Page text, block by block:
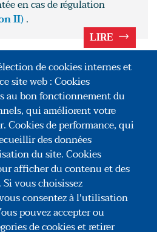
en cas de régulation
II).
LIRE
en cas
en cas de
de cookies internes et
site web : Cookies
au bon fonctionnement du
qui améliorent votre
Cookies de performance, qui
des données
du site. Cookies
afficher du contenu et des
vous choisissez
consentez à l'utilisation
pouvez accepter ou
de cookies et retirer